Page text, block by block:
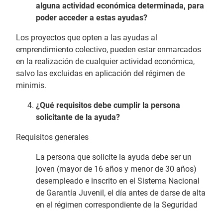
alguna actividad económica determinada, para
poder acceder a estas ayudas?
Los proyectos que opten a las ayudas al
emprendimiento colectivo, pueden estar enmarcados
en la realización de cualquier actividad económica,
salvo las excluidas en aplicación del régimen de
minimis.
¿Qué requisitos debe cumplir la persona
solicitante de la ayuda?
Requisitos generales
La persona que solicite la ayuda debe ser un
joven (mayor de 16 años y menor de 30 años)
desempleado e inscrito en el Sistema Nacional
de Garantía Juvenil, el día antes de darse de alta
en el régimen correspondiente de la Seguridad